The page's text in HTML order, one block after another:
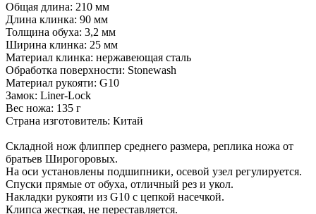
Общая длина: 210 мм
Длина клинка: 90 мм
Толщина обуха: 3,2 мм
Ширина клинка: 25 мм
Материал клинка: нержавеющая сталь
Обработка поверхности: Stonewash
Материал рукояти: G10
Замок: Liner-Lock
Вес ножа: 135 г
Страна изготовитель: Китай
Складной нож флиппер среднего размера, реплика ножа от
братьев Широгоровых.
На оси установлены подшипники, осевой узел регулируется.
Спуски прямые от обуха, отличный рез и укол.
Накладки рукояти из G10 с цепкой насечкой.
Клипса жесткая, не переставляется.